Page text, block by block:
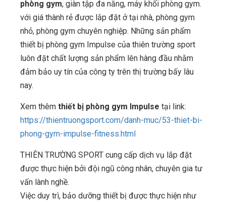
phòng gym, giàn tập đa năng, máy khối phòng gym.
với giá thành rẻ được lắp đặt ở tại nhà, phòng gym
nhỏ, phòng gym chuyên nghiệp. Những sản phẩm
thiết bị phòng gym Impulse của thiên trường sport
luôn đặt chất lượng sản phẩm lên hàng đầu nhằm
đảm bảo uy tín của công ty trên thị trường bấy lâu
nay.
Xem thêm thiết bị phòng gym Impulse tại link:
https://thientruongsport.com/danh-muc/53-thiet-bi-
phong-gym-impulse-fitness.html
THIÊN TRƯỜNG SPORT cung cấp dịch vụ lắp đặt
được thực hiện bởi đội ngũ công nhân, chuyên gia tư
vấn lành nghề.
Việc duy trì, bảo dưỡng thiết bị được thực hiện như